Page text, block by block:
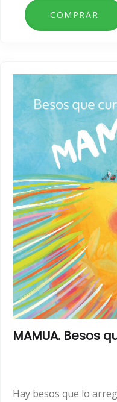
MAMUA. Besos
Hay besos que lo